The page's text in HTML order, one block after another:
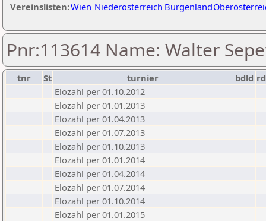
Vereinslisten:Wien Niederösterreich Burgenland
Pnr:113614 Name: Walter
tnr St turnier bdld rd
Elozahl per 01.10.2012
Elozahl per 01.01.2013
Elozahl per 01.04.2013
Elozahl per 01.07.2013
Elozahl per 01.10.2013
Elozahl per 01.01.2014
Elozahl per 01.04.2014
Elozahl per 01.07.2014
Elozahl per 01.10.2014
Elozahl per 01.01.2015